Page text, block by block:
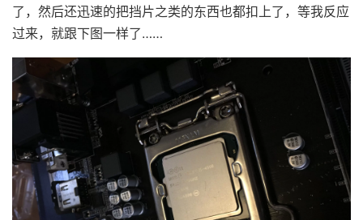
了，然后还迅速的把挡片之类的东西也都扣上了，等我反应
过来，就跟下图一样了……